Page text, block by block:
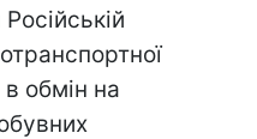
обмін на